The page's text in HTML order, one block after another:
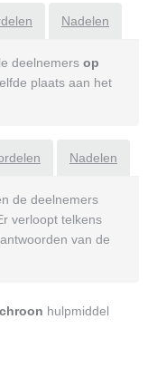
Nadelen
deelnemers op
plaats aan het
Nadelen
de deelnemers
verloopt telkens
van de
hulpmiddel